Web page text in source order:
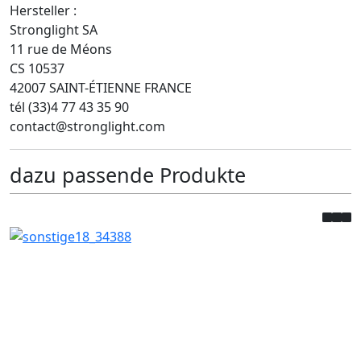
Hersteller :
Stronglight SA
11 rue de Méons
CS 10537
42007 SAINT-ÉTIENNE FRANCE
tél (33)4 77 43 35 90
contact@stronglight.com
dazu passende Produkte